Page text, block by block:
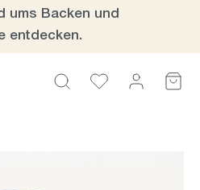
ums Backen und
entdecken.